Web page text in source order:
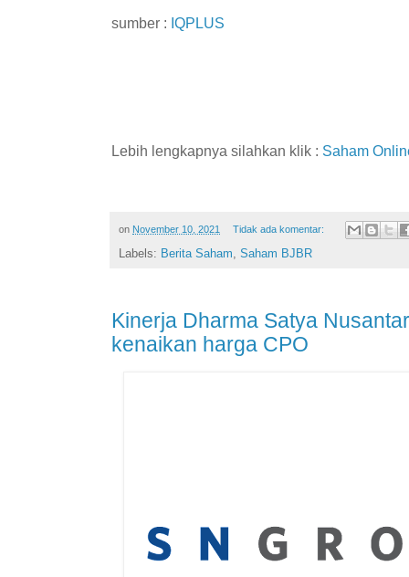
sumber : IQPLUS
Lebih lengkapnya silahkan klik : Saham
on November 10, 2021 Tidak ada komentar:
Labels: Berita Saham, Saham BJBR
Kinerja Dharma Satya
kenaikan harga CPO